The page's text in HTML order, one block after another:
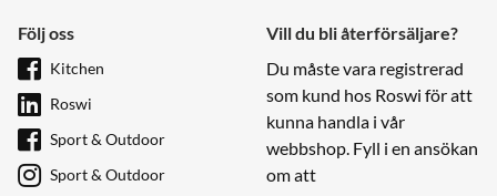
Följ oss
Kitchen
Roswi
Sport & Outdoor
Sport & Outdoor
Vill du bli återförsäljare?
Du måste vara registrerad
som kund hos Roswi för att
kunna handla i vår
webbshop. Fyll i en ansökan
om att